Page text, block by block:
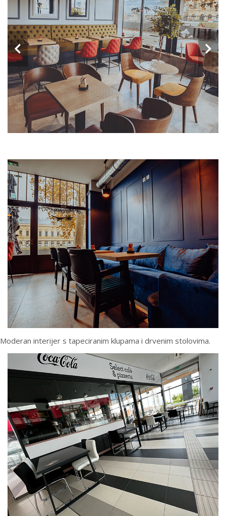
Moderan interijer s tapeciranim klupama i drvenim stolovima.